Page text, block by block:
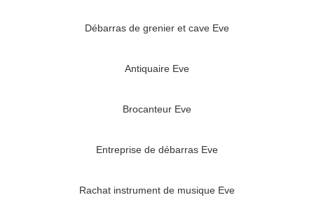
Débarras de grenier et cave Eve
Antiquaire Eve
Brocanteur Eve
Entreprise de débarras Eve
Rachat instrument de musique Eve